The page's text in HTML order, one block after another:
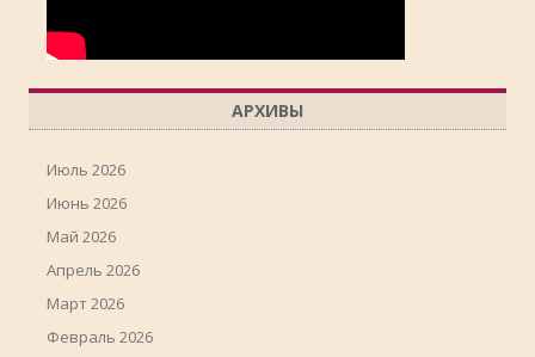
АРХИВЫ
Июль 2026
Июнь 2026
Май 2026
Апрель 2026
Март 2026
Февраль 2026